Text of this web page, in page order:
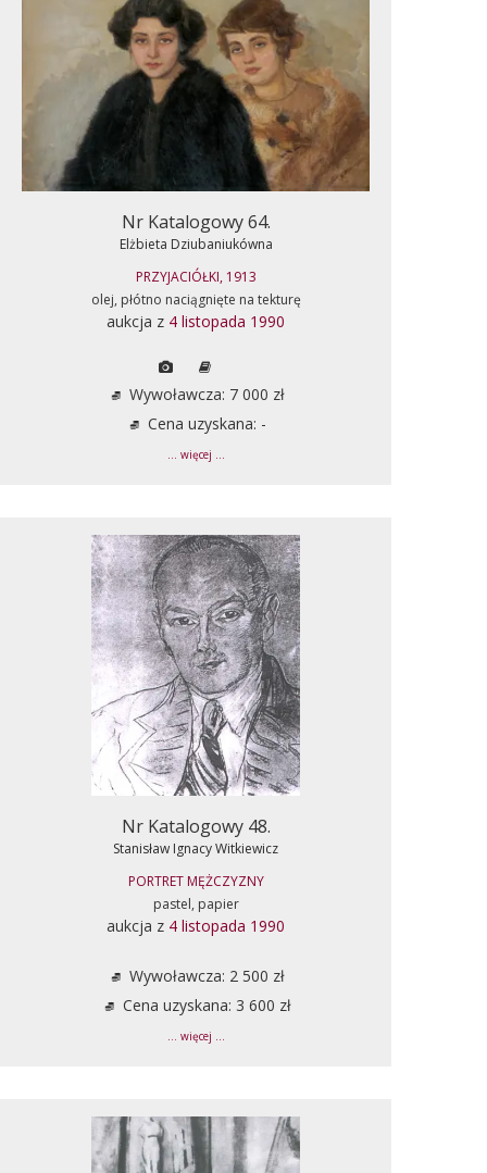
Nr Katalogowy 64.
Elżbieta Dziubaniukówna
PRZYJACIÓŁKI, 1913
olej, płótno naciągnięte na tekturę
aukcja z 4 listopada 1990
Wywoławcza: 7 000 zł
Cena uzyskana: -
... więcej ...
Nr Katalogowy 48.
Stanisław Ignacy Witkiewicz
PORTRET MĘŻCZYZNY
pastel, papier
aukcja z 4 listopada 1990
Wywoławcza: 2 500 zł
Cena uzyskana: 3 600 zł
... więcej ...